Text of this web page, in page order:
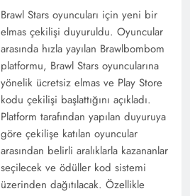
Brawl Stars oyuncuları için yeni bir
elmas çekilişi duyuruldu. Oyuncular
arasında hızla yayılan Brawlbombom
platformu, Brawl Stars oyuncularına
yönelik ücretsiz elmas ve Play Store
kodu çekilişi başlattığını açıkladı.
Platform tarafından yapılan duyuruya
göre çekilişe katılan oyuncular
arasından belirli aralıklarla kazananlar
seçilecek ve ödüller kod sistemi
üzerinden dağıtılacak. Özellikle